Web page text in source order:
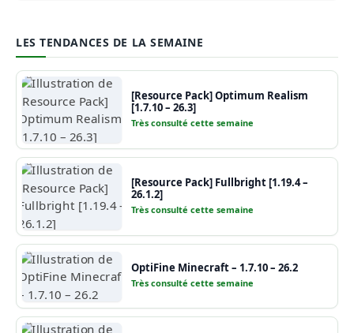
LES TENDANCES DE LA SEMAINE
[Resource Pack] Optimum Realism
[1.7.10 – 26.3]
Très consulté cette semaine
[Resource Pack] Fullbright [1.19.4 –
26.1.2]
Très consulté cette semaine
OptiFine Minecraft – 1.7.10 – 26.2
Très consulté cette semaine